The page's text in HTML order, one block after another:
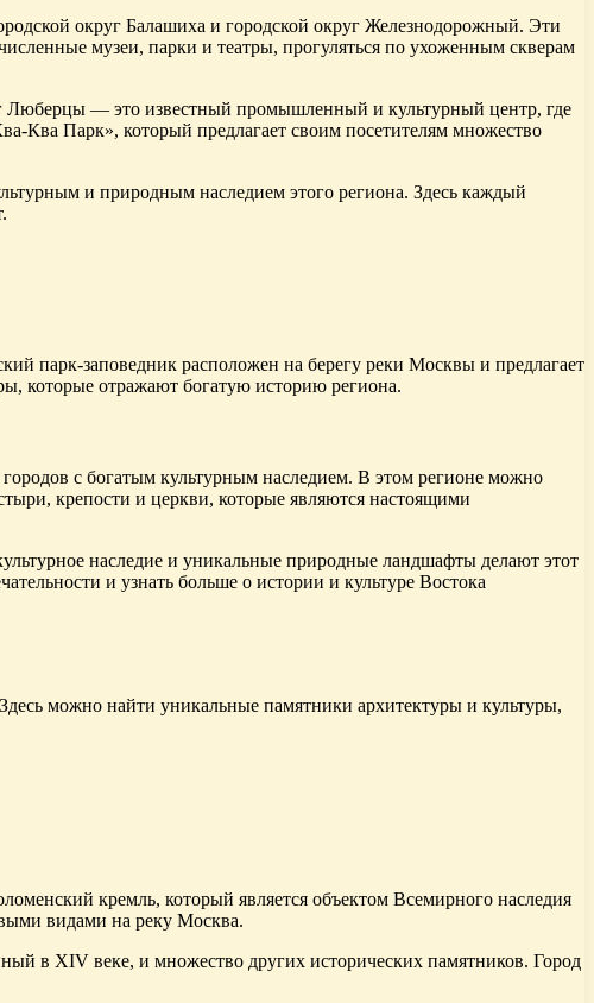
округ Балашиха и городской округ Железнодорожный. Эти
музеи, парки и театры, прогуляться по ухоженным скверам
Люберцы — это известный промышленный и культурный центр, где
Ква Парк», который предлагает своим посетителям множество
и природным наследием этого региона. Здесь каждый
парк-заповедник расположен на берегу реки Москвы и предлагает
которые отражают богатую историю региона.
городов с богатым культурным наследием. В этом регионе можно
крепости и церкви, которые являются настоящими
наследие и уникальные природные ландшафты делают этот
и узнать больше о истории и культуре Востока
можно найти уникальные памятники архитектуры и культуры,
кремль, который является объектом Всемирного наследия
видами на реку Москва.
в XIV веке, и множество других исторических памятников. Город